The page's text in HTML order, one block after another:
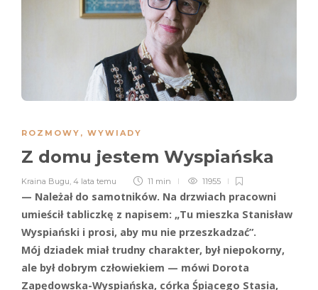
ROZMOWY , WYWIADY
Z domu jestem Wyspiańska
Kraina Bugu 4 lata temu 11 min 11955
— Należał do samotników. Na drzwiach pracowni
umieścił tabliczkę z napisem: „Tu mieszka Stanisław
Wyspiański i prosi, aby mu nie przeszkadzać”.
Mój dziadek miał trudny charakter, był niepokorny,
ale był dobrym człowiekiem — mówi Dorota
Zapędowska-Wyspiańska, córka Śpiącego Stasia,